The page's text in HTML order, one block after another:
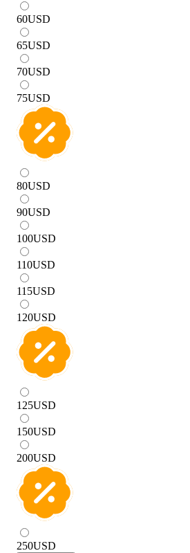
60USD
65USD
70USD
75USD
80USD
90USD
100USD
110USD
115USD
120USD
125USD
150USD
200USD
250USD